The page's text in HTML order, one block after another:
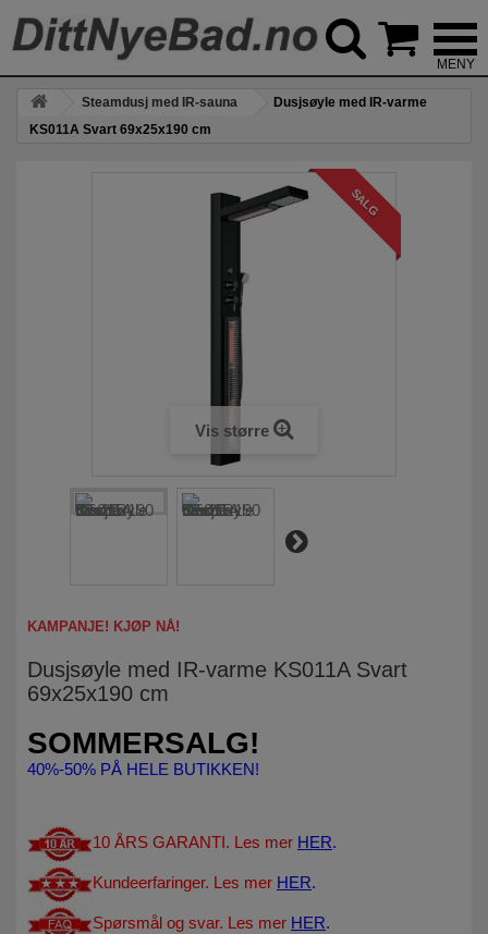
Steamdusj med IR-sauna
Dusjsøyle med IR-varme
KS011A Svart 69x25x190 cm
SALG
Vis større
KAMPANJE! KJØP NÅ!
Dusjsøyle med IR-varme KS011A Svart
69x25x190 cm
SOMMERSALG!
40%-50% PÅ HELE BUTIKKEN!
10 ÅRS GARANTI. Les mer HER.
Kundeerfaringer. Les mer HER.
Spørsmål og svar. Les mer HER.
 